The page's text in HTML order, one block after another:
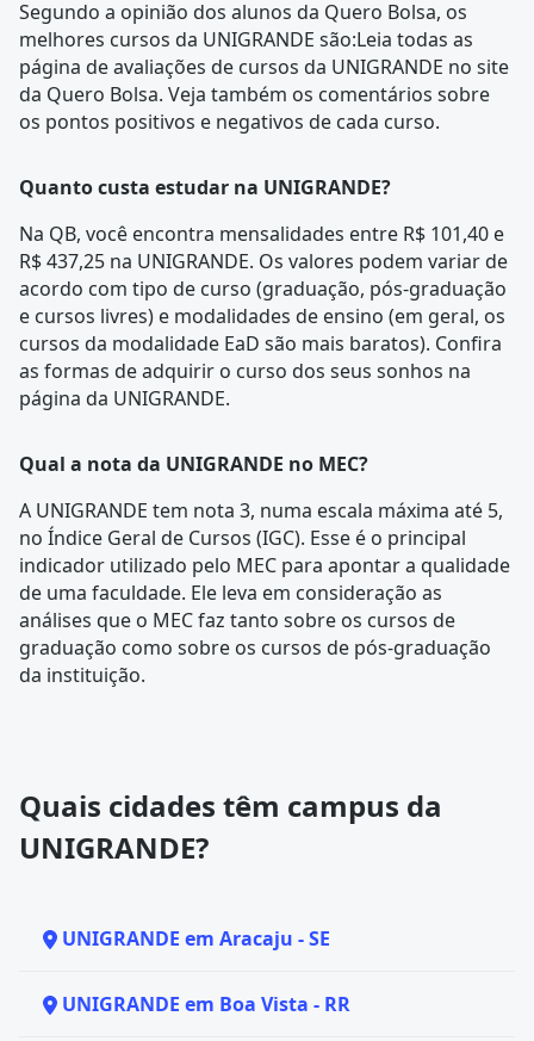
Segundo a opinião dos alunos da Quero Bolsa, os
melhores cursos da UNIGRANDE são:Leia todas as
página de avaliações de cursos da UNIGRANDE no site
da Quero Bolsa. Veja também os comentários sobre
os pontos positivos e negativos de cada curso.
Quanto custa estudar na UNIGRANDE?
Na QB, você encontra mensalidades entre R$ 101,40 e
R$ 437,25 na UNIGRANDE. Os valores podem variar de
acordo com tipo de curso (graduação, pós-graduação
e cursos livres) e modalidades de ensino (em geral, os
cursos da modalidade EaD são mais baratos). Confira
as formas de adquirir o curso dos seus sonhos na
página da UNIGRANDE.
Qual a nota da UNIGRANDE no MEC?
A UNIGRANDE tem nota 3, numa escala máxima até 5,
no Índice Geral de Cursos (IGC). Esse é o principal
indicador utilizado pelo MEC para apontar a qualidade
de uma faculdade. Ele leva em consideração as
análises que o MEC faz tanto sobre os cursos de
graduação como sobre os cursos de pós-graduação
da instituição.
Quais cidades têm campus da
UNIGRANDE?
UNIGRANDE em Aracaju - SE
UNIGRANDE em Boa Vista - RR